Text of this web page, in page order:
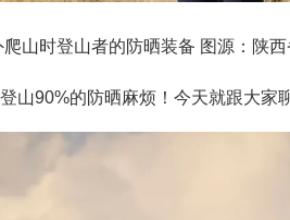
爬山时登山者的防晒装备 图源：陕
90%的防晒麻烦！今天就跟大家